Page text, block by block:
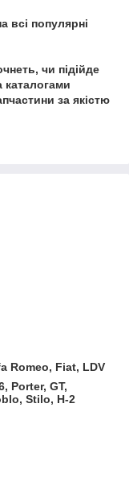
всі популярні
чи підійде
каталогами
за якістю
Romeo, Fiat, LDV
Porter, GT,
Stilo, H-2